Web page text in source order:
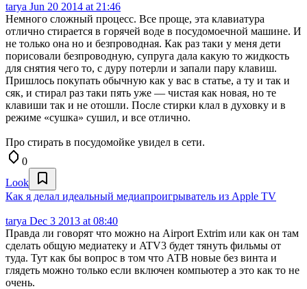
tarya Jun 20 2014 at 21:46
Немного сложный процесс. Все проще, эта клавиатура
отлично стирается в горячей воде в посудомоечной машине. И
не только она но и безпроводная. Как раз таки у меня дети
порисовали безпроводную, супруга дала какую то жидкость
для снятия чего то, с дуру потерли и запали пару клавиш.
Пришлось покупать обычную как у вас в статье, а ту и так и
сяк, и стирал раз таки пять уже — чистая как новая, но те
клавиши так и не отошли. После стирки клал в духовку и в
режиме «сушка» сушил, и все отлично.
Про стирать в посудомойке увидел в сети.
0
Look
Как я делал идеальный медиапроигрыватель из Apple TV
tarya Dec 3 2013 at 08:40
Правда ли говорят что можно на Airport Extrim или как он там
сделать общую медиатеку и ATV3 будет тянуть фильмы от
туда. Тут как бы вопрос в том что АТВ новые без винта и
глядеть можно только если включен компьютер а это как то не
очень.